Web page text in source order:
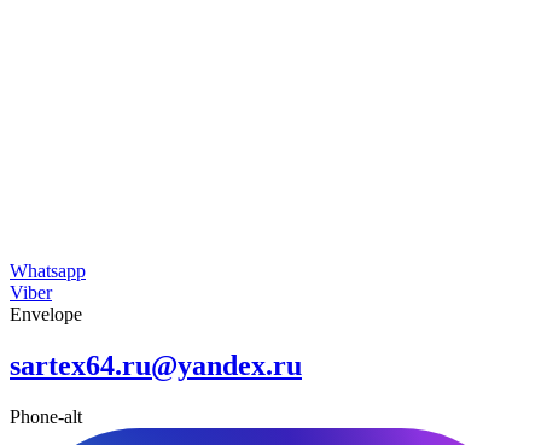
Whatsapp
Viber
Envelope
sartex64.ru@yandex.ru
Phone-alt